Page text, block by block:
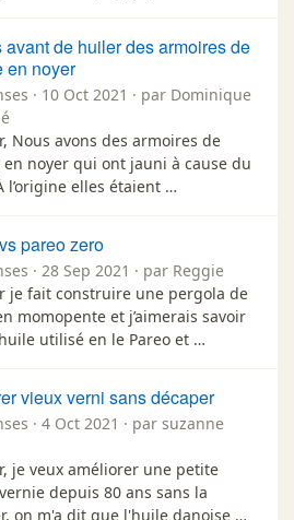
avant de huiler des armoires de
en noyer
· 10 Oct 2021 · par Dominique
Nous avons des armoires de
noyer qui ont jauni à cause du
l’origine elles étaient …
pareo zero
· 28 Sep 2021 · par Reggie
je fait construire une pergola de
momopente et j’aimerais savoir
utilisé en le Pareo et …
vieux verni sans décaper
· 4 Oct 2021 · par suzanne
je veux améliorer une petite
depuis 80 ans sans la
on m'a dit que l'huile danoise …